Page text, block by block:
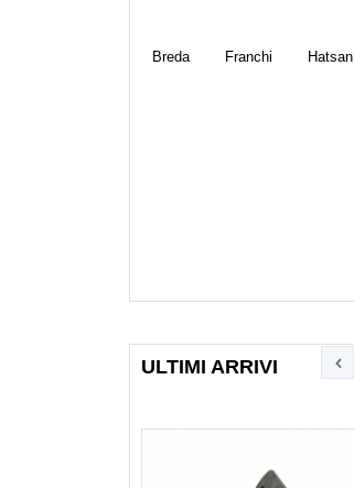
Breda Franchi Hatsan
ULTIMI ARRIVI